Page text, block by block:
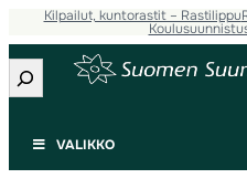
Kilpailut, kuntorastit – Rastilippu
Etsi
VALIKKO